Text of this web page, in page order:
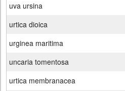
uva ursina
urtica dioica
urginea maritima
uncaria tomentosa
urtica membranacea